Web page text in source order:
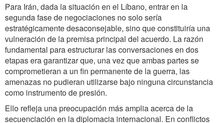
Para Irán, dada la situación en el Líbano, entrar en la
segunda fase de negociaciones no solo sería
estratégicamente desaconsejable, sino que constituiría una
vulneración de la premisa principal del acuerdo. La razón
fundamental para estructurar las conversaciones en dos
etapas era garantizar que, una vez que ambas partes se
comprometieran a un fin permanente de la guerra, las
amenazas no pudieran utilizarse bajo ninguna circunstancia
como instrumento de presión.
Ello refleja una preocupación más amplia acerca de la
secuenciación en la diplomacia internacional. En conflictos